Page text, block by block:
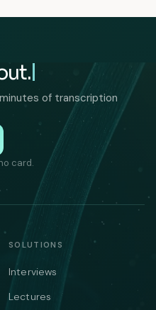
of transcription
card.
SOLUTIONS
Interviews
Lectures